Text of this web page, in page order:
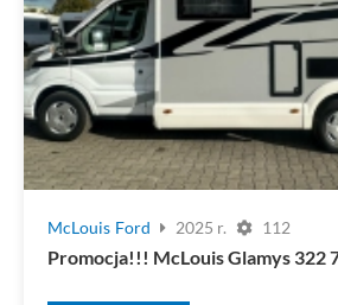
McLouis Ford 2025 r. 112
Promocja!!! McLouis Glamys 322